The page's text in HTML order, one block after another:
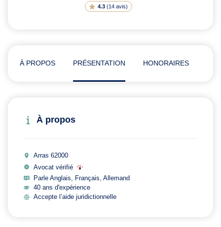
4.3 (14 avis)
À PROPOS PRÉSENTATION HONORAIRES
À propos
Arras 62000
Avocat vérifié
Parle Anglais, Français, Allemand
40 ans d'expérience
Accepte l’aide juridictionnelle